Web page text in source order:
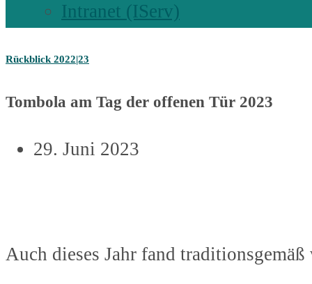
Intranet (IServ)
Rückblick 2022|23
Tombola am Tag der offenen Tür 2023
29. Juni 2023
Auch dieses Jahr fand